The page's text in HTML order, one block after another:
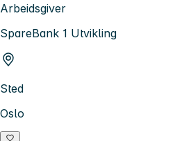
Arbeidsgiver
SpareBank 1 Utvikling
Sted
Oslo